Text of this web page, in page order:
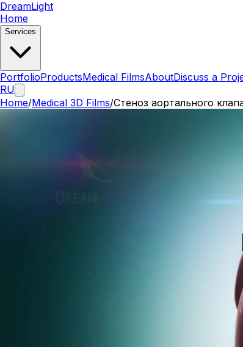
DreamLight
Home
Services
PortfolioProductsMedical FilmsAboutDiscuss a
RU
Home/Medical 3D Films/Стеноз аортального